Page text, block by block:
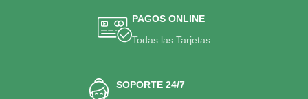
PAGOS ONLINE
Todas las Tarjetas
SOPORTE 24/7